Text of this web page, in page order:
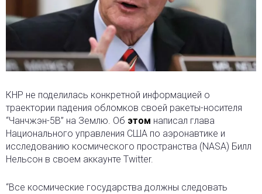
КНР не поделилась конкретной информацией о
траектории падения обломков своей ракеты-носителя
“Чанчжэн-5В” на Землю. Об этом написал глава
Национального управления США по аэронавтике и
исследованию космического пространства (NASA) Билл
Нельсон в своем аккаунте Twitter.
“Все космические государства должны следовать